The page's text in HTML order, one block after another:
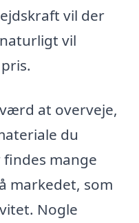
vil der
vil
at overveje,
du
mange
markedet, som
Nogle